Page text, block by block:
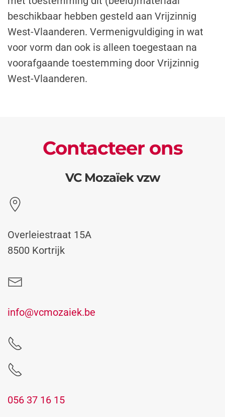
beschikbaar hebben gesteld aan Vrijzinnig
West-Vlaanderen. Vermenigvuldiging in wat
voor vorm dan ook is alleen toegestaan na
voorafgaande toestemming door Vrijzinnig
West-Vlaanderen.
Contacteer ons
VC Mozaïek vzw
Overleiestraat 15A
8500 Kortrijk
info@vcmozaiek.be
056 37 16 15